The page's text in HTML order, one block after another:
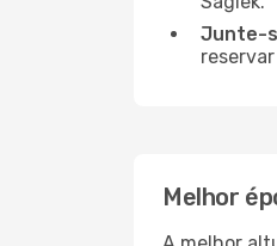
Junte-
Melhor